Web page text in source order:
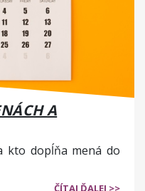
A
kto dopĺňa mená do
ČÍTAJ ĎALEJ >>